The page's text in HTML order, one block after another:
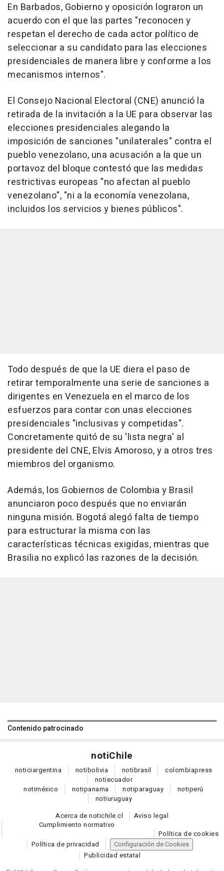
En Barbados, Gobierno y oposición lograron un
acuerdo con el que las partes "reconocen y
respetan el derecho de cada actor político de
seleccionar a su candidato para las elecciones
presidenciales de manera libre y conforme a los
mecanismos internos".
El Consejo Nacional Electoral (CNE) anunció la
retirada de la invitación a la UE para observar las
elecciones presidenciales alegando la
imposición de sanciones "unilaterales" contra el
pueblo venezolano, una acusación a la que un
portavoz del bloque contestó que las medidas
restrictivas europeas "no afectan al pueblo
venezolano", "ni a la economía venezolana,
incluidos los servicios y bienes públicos".
Todo después de que la UE diera el paso de
retirar temporalmente una serie de sanciones a
dirigentes en Venezuela en el marco de los
esfuerzos para contar con unas elecciones
presidenciales "inclusivas y competidas".
Concretamente quitó de su 'lista negra' al
presidente del CNE, Elvis Amoroso, y a otros tres
miembros del organismo.
Además, los Gobiernos de Colombia y Brasil
anunciaron poco después que no enviarán
ninguna misión. Bogotá alegó falta de tiempo
para estructurar la misma con las
características técnicas exigidas, mientras que
Brasilia no explicó las razones de la decisión.
Contenido patrocinado
notiChile
noticiargentina notibolivia notibrasil colombiapress
notiecuador
notiméxico notipanama notiparaguay notiperú
notiuruguay
Acerca de notichile.cl
Aviso legal
Cumplimiento normativo
Política de cookies
Política de privacidad
Configuración de Cookies
Publicidad estatal